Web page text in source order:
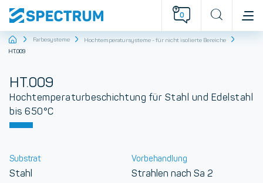
0
StartseiteFarbesysteme
Hochtemperatursysteme - für nicht isolierte Bereiche
HT.009
HT.009
Hochtemperaturbeschichtung für Stahl und Edelstahl
bis 650°C
Substrat
Stahl
Vorbehandlung
Strahlen nach Sa 2